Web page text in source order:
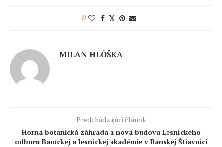
0
MILAN HLÔŠKA
Predchádzajúci článok
Horná botanická záhrada a nová budova Lesníckeho
odboru Baníckej a lesníckej akadémie v Banskej Štiavnici